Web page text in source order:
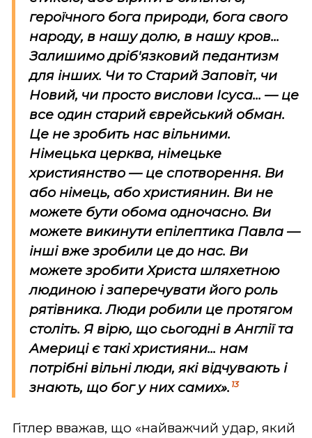
героїчного бога природи, бога свого
народу, в нашу долю, в нашу кров...
Залишимо дріб'язковий педантизм
для інших. Чи то Старий Заповіт, чи
Новий, чи просто вислови Ісуса... — це
все один старий єврейський обман.
Це не зробить нас вільними.
Німецька церква, німецьке
християнство — це спотворення. Ви
або німець, або християнин. Ви не
можете бути обома одночасно. Ви
можете викинути епілептика Павла —
інші вже зробили це до нас. Ви
можете зробити Христа шляхетною
людиною і заперечувати його роль
рятівника. Люди робили це протягом
століть. Я вірю, що сьогодні в Англії та
Америці є такі християни... нам
потрібні вільні люди, які відчувають і
знають, що бог у них самих». 13
Гітлер вважав, що «найважчий удар, який